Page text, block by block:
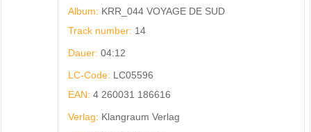
Album: KRR_044 VOYAGE DE SUD
Track number: 14
Dauer: 04:12
LC-Code: LC05596
EAN: 4 260031 186616
Verlag: Klangraum Verlag